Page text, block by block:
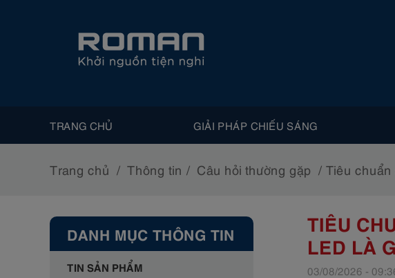
TRANG CHỦ GIẢI PHÁP CHIẾU SÁNG
Trang chủ Thông tin Câu hỏi thường gặp Tiêu
DANH MỤC THÔNG TIN
TIN SẢN PHẨM
TIÊU
LED LÀ
03/08/2026 -